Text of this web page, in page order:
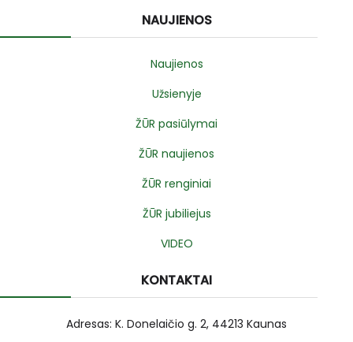
NAUJIENOS
Naujienos
Užsienyje
ŽŪR pasiūlymai
ŽŪR naujienos
ŽŪR renginiai
ŽŪR jubiliejus
VIDEO
KONTAKTAI
Adresas: K. Donelaičio g. 2, 44213 Kaunas